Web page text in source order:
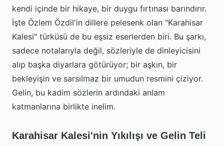
kendi içinde bir hikaye, bir duygu fırtınası barındırır.
İşte Özlem Özdil'in dillere pelesenk olan "Karahisar
Kalesi" türküsü de bu eşsiz eserlerden biri. Bu şarkı,
sadece notalarıyla değil, sözleriyle de dinleyicisini
alıp başka diyarlara götürüyor; bir aşkın, bir
bekleyişin ve sarsılmaz bir umudun resmini çiziyor.
Gelin, bu kadim sözlerin ardındaki anlam
katmanlarına birlikte inelim.
Karahisar Kalesi'nin Yıkılışı ve Gelin Teli